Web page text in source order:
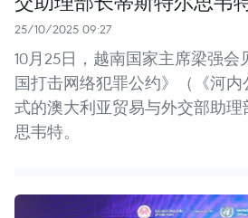
25/10/2025 09:27
10月25日，越南国家主席梁强
国打击网络犯罪公约》（《河
式的澳大利亚贸易与外交部助理
思韦特。